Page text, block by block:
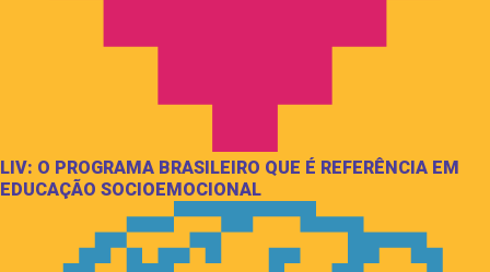
LIV: O PROGRAMA BRASILEIRO QUE É REFERÊNCIA EM
EDUCAÇÃO SOCIOEMOCIONAL